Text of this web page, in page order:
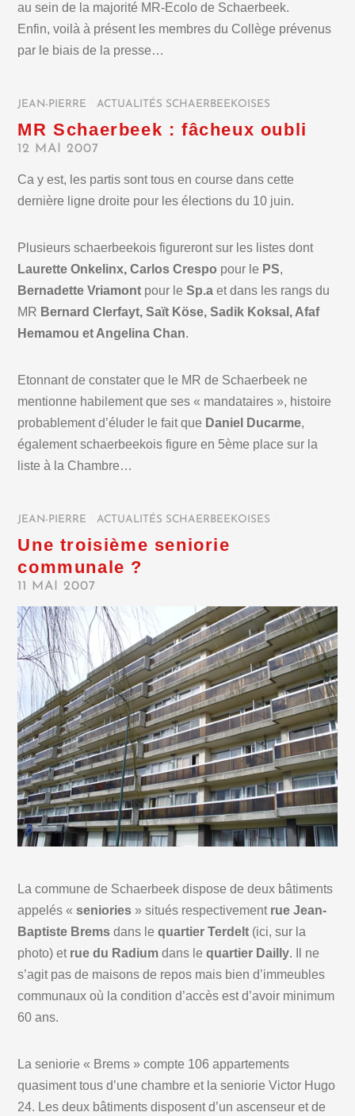
au sein de la majorité MR-Ecolo de Schaerbeek.
Enfin, voilà à présent les membres du Collège prévenus
par le biais de la presse…
JEAN-PIERRE ACTUALITÉS SCHAERBEEKOISES
MR Schaerbeek : fâcheux oubli
12 MAI 2007
Ca y est, les partis sont tous en course dans cette
dernière ligne droite pour les élections du 10 juin.
Plusieurs schaerbeekois figureront sur les listes dont
Laurette Onkelinx, Carlos Crespo pour le PS,
Bernadette Vriamont pour leSp.a et dans les rangs du
MR Bernard Clerfayt, Saït Köse, Sadik Koksal, Afaf
Hemamou et Angelina Chan.
Etonnant de constater que le MR de Schaerbeek ne
mentionne habilement que ses « mandataires », histoire
probablement d’éluder le fait que Daniel Ducarme,
également schaerbeekois figure en 5ème place sur la
liste à la Chambre…
JEAN-PIERRE ACTUALITÉS SCHAERBEEKOISES
Une troisième seniorie
communale ?
11 MAI 2007
La commune de Schaerbeek dispose de deux bâtiments
appelés «seniories » situés respectivement rue Jean-
Baptiste Brems dans lequartier Terdelt (ici, sur la
photo) et rue du Radium dans lequartier Dailly. Il ne
s’agit pas de maisons de repos mais bien d’immeubles
communaux où la condition d’accès est d’avoir minimum
60 ans.
La seniorie « Brems » compte 106 appartements
quasiment tous d’une chambre et la seniorie Victor Hugo
24. Les deux bâtiments disposent d’un ascenseur et de